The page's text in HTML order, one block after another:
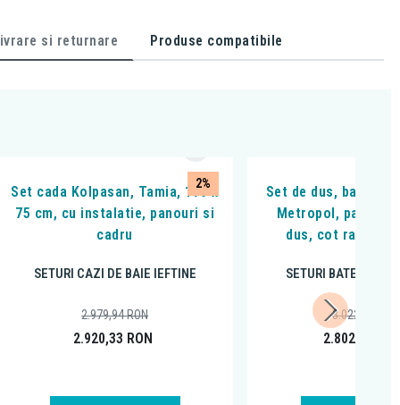
si returnare Produse compatibile
2%
Set cada Kolpasan, Tamia, 170 x
75 cm, cu instalatie, panouri si
cadru
SETURI CAZI DE BAIE IEFTINE
2.920,33 RON
2.979,94RON
Set de dus, baterie
Metropol, palarie
dus, cot racord
SETURI BATERII
2.802,44
3.022,92